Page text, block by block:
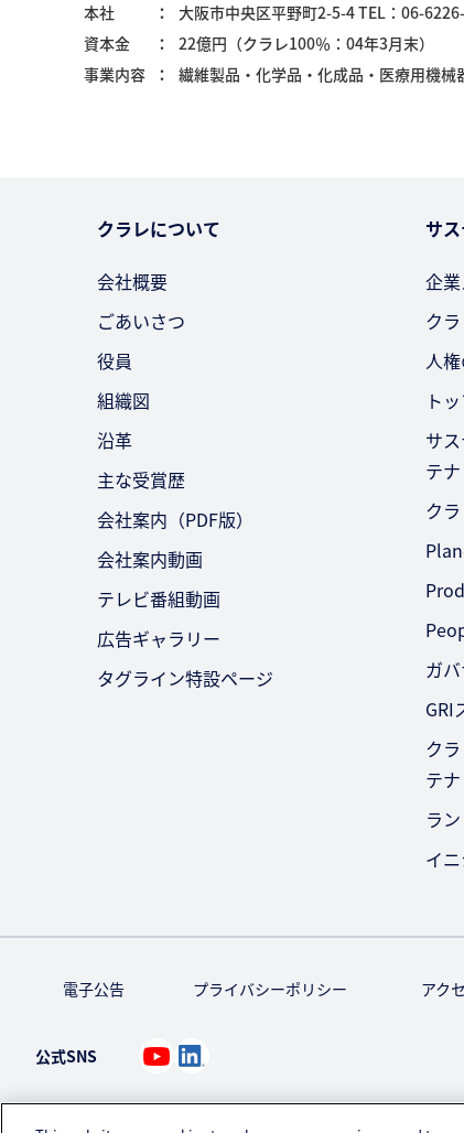
本社
大阪市中央区平野町2-5-4 TEL：06-6226-
資本金
22億円（クラレ100％：04年3月末）
事業内容
繊維製品・化学品・化成品・医療用機械
クラレについて
会社概要
ごあいさつ
役員
組織図
沿革
主な受賞歴
会社案内（PDF版）
会社案内動画
テレビ番組動画
広告ギャラリー
タグライン特設ページ
サ
企
ク
人
ト
サ
テ
ク
ガ
GRI
ク
テ
ラ
イ
電子公告 プライバシーポリシー アク
公式SNS